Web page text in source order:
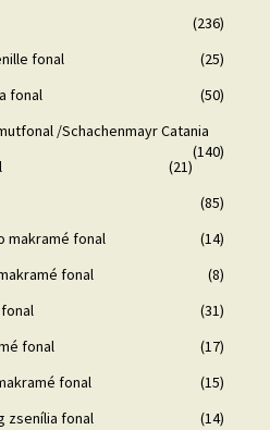
(236)
fonal
(25)
fonal
(50)
/Schachenmayr Catania
(140)
(21)
(85)
makramé fonal
(14)
fonal
(8)
(31)
fonal
(17)
fonal
(15)
zsenília fonal
(14)